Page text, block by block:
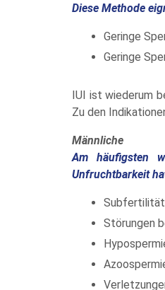
Diese Methode
Geringe
Geringe
IUI ist wiederum
Zu den
Männliche
Am häufigsten
Unfruchtbarkeit
Subfertilität
Störungen